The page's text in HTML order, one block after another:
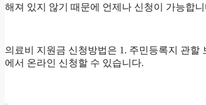
해져 있지 않기 때문에 언제나 신청이 가능합니
의료비 지원금 신청방법은 1. 주민등록지 관할
에서 온라인 신청할 수 있습니다.